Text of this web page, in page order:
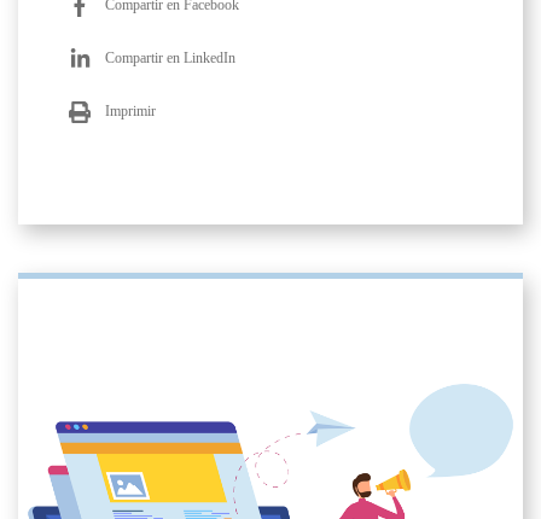
Compartir en Facebook
Compartir en LinkedIn
Imprimir